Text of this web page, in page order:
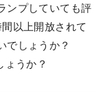
ンプしていても評
以上開放されて
でしょうか？
ょうか？